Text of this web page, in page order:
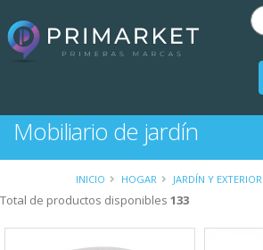
Mobiliario de jardín
INICIO HOGAR JARDÍN Y EXTERIOR
Total de productos disponibles 133